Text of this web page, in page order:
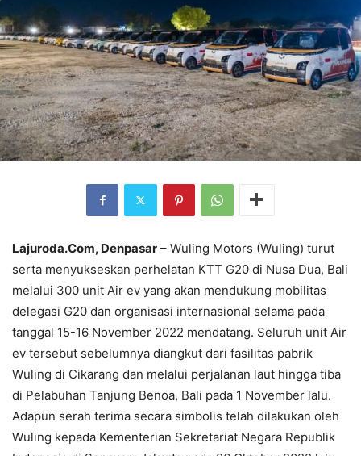
Lajuroda.Com, Denpasar – Wuling Motors (Wuling) turut
serta menyukseskan perhelatan KTT G20 di Nusa Dua, Bali
melalui 300 unit Air ev yang akan mendukung mobilitas
delegasi G20 dan organisasi internasional selama pada
tanggal 15-16 November 2022 mendatang. Seluruh unit Air
ev tersebut sebelumnya diangkut dari fasilitas pabrik
Wuling di Cikarang dan melalui perjalanan laut hingga tiba
di Pelabuhan Tanjung Benoa, Bali pada 1 November lalu.
Adapun serah terima secara simbolis telah dilakukan oleh
Wuling kepada Kementerian Sekretariat Negara Republik